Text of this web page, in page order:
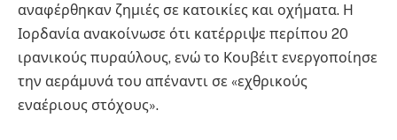
αναφέρθηκαν ζημιές σε κατοικίες και οχήματα. Η
Ιορδανία ανακοίνωσε ότι κατέρριψε περίπου 20
ιρανικούς πυραύλους, ενώ το Κουβέιτ ενεργοποίησε
την αεράμυνά του απέναντι σε «εχθρικούς
εναέριους στόχους».